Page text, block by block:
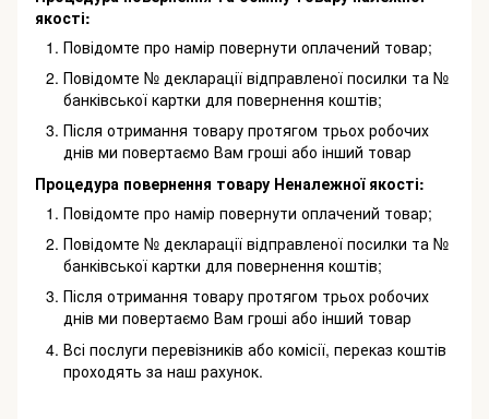
якості:
Повідомте про намір повернути оплачений товар;
Повідомте № декларації відправленої посилки та №
банківської картки для повернення коштів;
Після отримання товару протягом трьох робочих
днів ми повертаємо Вам гроші або інший товар
Процедура повернення товару Неналежної якості:
Повідомте про намір повернути оплачений товар;
Повідомте № декларації відправленої посилки та №
банківської картки для повернення коштів;
Після отримання товару протягом трьох робочих
днів ми повертаємо Вам гроші або інший товар
Всі послуги перевізників або комісії, переказ коштів
проходять за наш рахунок.